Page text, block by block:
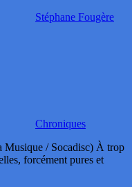
Stéphane Fougère
Chroniques
/ Socadisc) À trop
forcément pures et